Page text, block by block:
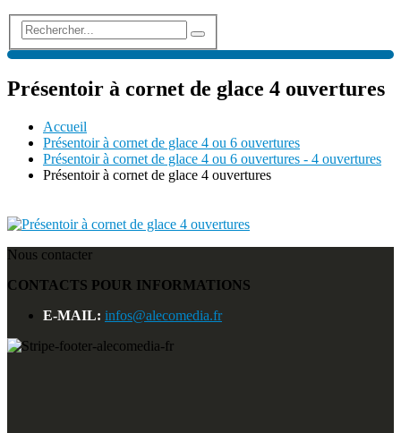
Présentoir à cornet de glace 4 ouvertures
Accueil
Présentoir à cornet de glace 4 ou 6 ouvertures
Présentoir à cornet de glace 4 ou 6 ouvertures - 4 ouvertures
Présentoir à cornet de glace 4 ouvertures
Nous contacter
CONTACTS POUR INFORMATIONS
E-MAIL: infos@alecomedia.fr